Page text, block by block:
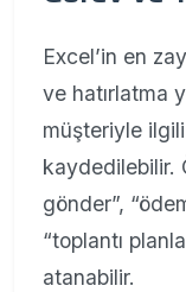
Excel’in en
ve hatırlatma
müşteriyle
kaydedilebilir.
gönder”,
“toplantı
atanabilir.